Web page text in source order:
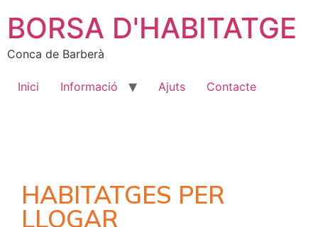
BORSA D'HABITATGE
Conca de Barberà
Inici Informació Ajuts Contacte
HABITATGES PER
LLOGAR